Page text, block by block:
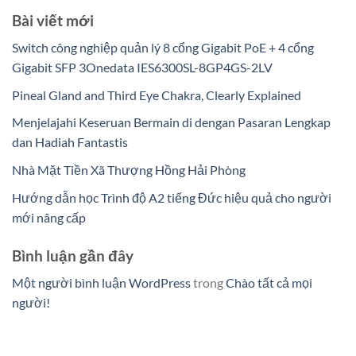
Bài viết mới
Switch công nghiệp quản lý 8 cổng Gigabit PoE + 4 cổng
Gigabit SFP 3Onedata IES6300SL-8GP4GS-2LV
Pineal Gland and Third Eye Chakra, Clearly Explained
Menjelajahi Keseruan Bermain di dengan Pasaran Lengkap
dan Hadiah Fantastis
Nhà Mặt Tiền Xã Thượng Hồng Hải Phòng
Hướng dẫn học Trình độ A2 tiếng Đức hiệu quả cho người
mới nâng cấp
Bình luận gần đây
Một người bình luận WordPresstrongChào tất cả mọi
người!